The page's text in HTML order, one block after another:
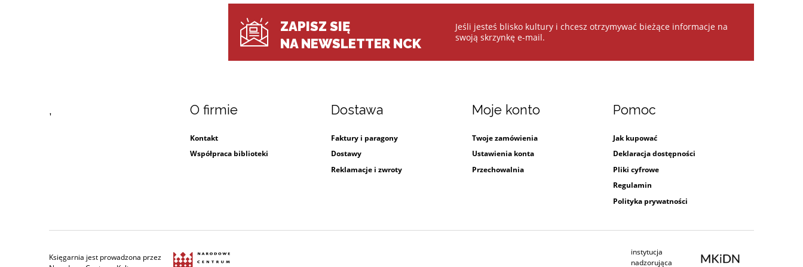
ZAPISZ SIĘ
NA NEWSLETTER NCK
Jeśli jesteś blisko kultury i chcesz otrzymywać bieżące informacje na
swoją skrzynkę e-mail.
, O firmie
Kontakt
Współpraca biblioteki
Dostawa
Faktury i paragony
Dostawy
Reklamacje i zwroty
Moje konto
Twoje zamówienia
Ustawienia konta
Przechowalnia
Pomoc
Jak kupować
Deklaracja dostępności
Pliki cyfrowe
Regulamin
Polityka prywatności
Księgarnia jest prowadzona przez
instytucja
nadzorująca Ministerstwo Kultury i Dziedzictwa